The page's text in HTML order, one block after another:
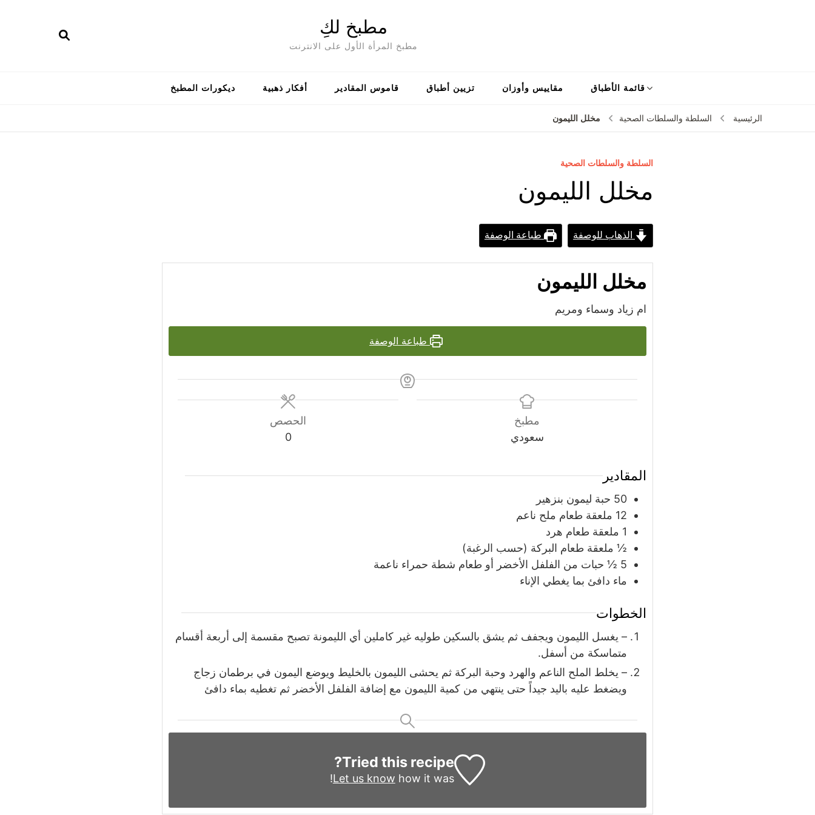
مطبخ لكِ
مطبخ المرأة الأول على الانترنت
قائمة الأطباق مقاييس وأوزان تزيين أطباق قاموس المقادير أفكار ذهبية ديكورات المطبخ
الرئيسية السلطة والسلطات الصحية مخلل الليمون
السلطة والسلطات الصحية
مخلل الليمون
الذهاب للوصفة طباعة الوصفة
مخلل الليمون
ام زياد وسماء ومريم
طباعة الوصفة
مطبخ
سعودي
الحصص
0
المقادير
50 حبة ليمون بنزهير
12 ملعقة طعام ملح ناعم
1 ملعقة طعام هرد
½ ملعقة طعام البركة (حسب الرغبة)
5 ½
حبات من الفلفل الأخضر أو طعام شطة حمراء ناعمة
ماء دافئ بما يغطي الإناء
الخطوات
– يغسل الليمون ويجفف ثم يشق بالسكين طوليه غير كاملين أي الليمونة تصبح مقسمة إلى أربعة أقسام
متماسكة من أسفل.
– يخلط الملح الناعم والهرد وحبة البركة ثم يحشى الليمون بالخليط ويوضع اليمون في برطمان زجاج
ويضغط عليه باليد جيداً حتى ينتهي من كمية الليمون مع إضافة الفلفل الأخضر ثم تغطيه بماء دافئ
Tried this recipe?
Let us know how it was!